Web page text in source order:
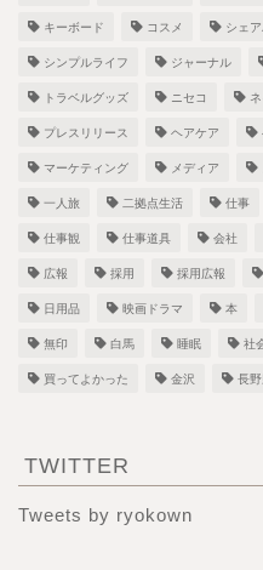
キーボード コスメ シェ
シンプルライフ ジャーナル
トラベルグッズ ニセコ
プレスリリース ヘアケア
マーケティング メディア
一人旅 二拠点生活 仕事
仕事観 仕事道具 会社
広報 採用 採用広報
日用品 映画ドラマ 本
無印 白馬 睡眠 社
買ってよかった 金沢 長
TWITTER
Tweets by ryokown